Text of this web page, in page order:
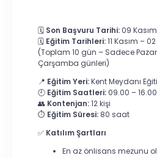
🗓️ Son Başvuru Tarihi: 09
🗓️ Eğitim Tarihleri:11 Kasım –
(Toplam 10 gün – Sadece
Çarşamba günleri)
📍 Eğitim Yeri:Kent Meydanı
🕘 Eğitim Saatleri: 09.00 – 16.00
👥 Kontenjan:12 kişi
⏱️ Eğitim Süresi: 80 saat
✅ Katılım Şartları
En az önlisans mezunu